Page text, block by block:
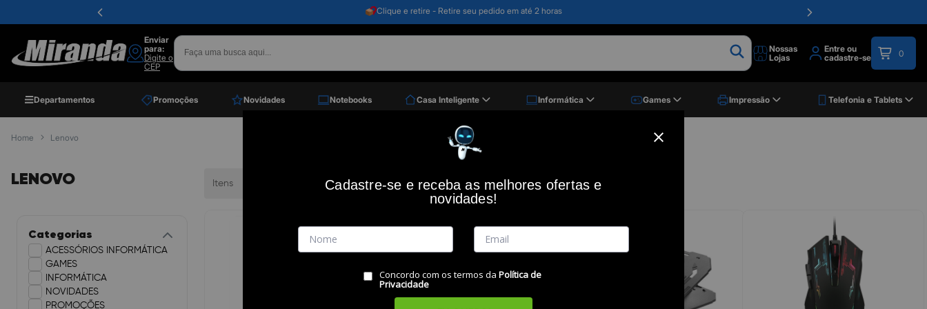
Clique e retire - Retire seu pedido em até 2 horas
Enviar
para:
Digite o
CEP
Nossas
Lojas
Entre ou
cadastre-se
0
Departamentos Promoções Novidades Notebooks Casa Inteligente Informática Games Impressão Telefonia e Tablets
Home Lenovo
LENOVO Itens Ordenar por
Categorias
ACESSÓRIOS INFORMÁTICA
GAMES
INFORMÁTICA
NOVIDADES
PROMOÇÕES
Cadastre-se e receba as melhores ofertas e
novidades!
Concordo com os termos da Política de
Privacidade